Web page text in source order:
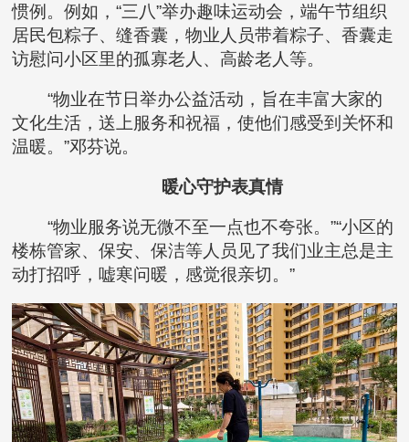
惯例。例如，“三八”举办趣味运动会，端午节组织
居民包粽子、缝香囊，物业人员带着粽子、香囊走
访慰问小区里的孤寡老人、高龄老人等。
“物业在节日举办公益活动，旨在丰富大家的
文化生活，送上服务和祝福，使他们感受到关怀和
温暖。”邓芬说。
暖心守护表真情
“物业服务说无微不至一点也不夸张。”“小区的
楼栋管家、保安、保洁等人员见了我们业主总是主
动打招呼，嘘寒问暖，感觉很亲切。”